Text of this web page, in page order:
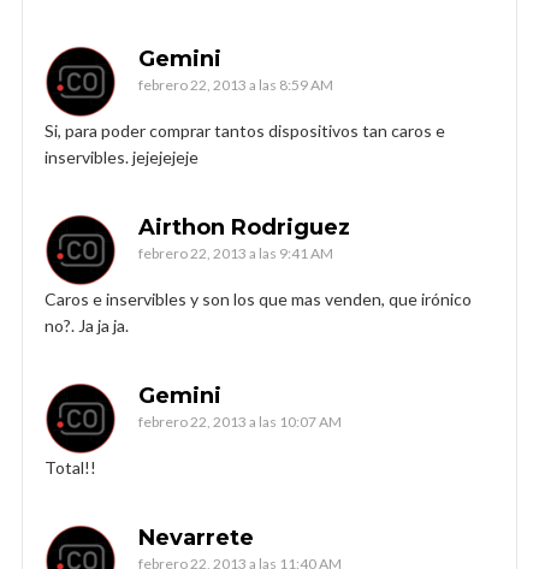
Gemini
febrero 22, 2013 a las 8:59 AM
Si, para poder comprar tantos dispositivos tan caros e
inservibles. jejejejeje
Airthon Rodriguez
febrero 22, 2013 a las 9:41 AM
Caros e inservibles y son los que mas venden, que irónico
no?. Ja ja ja.
Gemini
febrero 22, 2013 a las 10:07 AM
Total!!
Nevarrete
febrero 22, 2013 a las 11:40 AM